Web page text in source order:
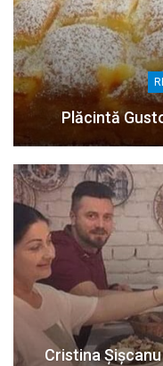
Plăcintă
Cristina Șișcanu